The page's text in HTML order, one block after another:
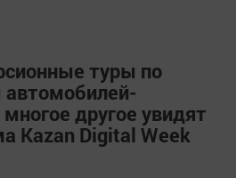
туры по
другое увидят
Kazan Digital Week